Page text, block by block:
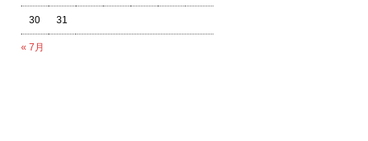
« 7月
30 31